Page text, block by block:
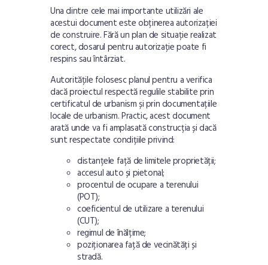
Una dintre cele mai importante utilizări ale
acestui document este obținerea autorizației
de construire. Fără un plan de situație realizat
corect, dosarul pentru autorizație poate fi
respins sau întârziat.
Autoritățile folosesc planul pentru a verifica
dacă proiectul respectă regulile stabilite prin
certificatul de urbanism și prin documentațiile
locale de urbanism. Practic, acest document
arată unde va fi amplasată construcția și dacă
sunt respectate condițiile privind:
distanțele față de limitele proprietății;
accesul auto și pietonal;
procentul de ocupare a terenului
(POT);
coeficientul de utilizare a terenului
(CUT);
regimul de înălțime;
poziționarea față de vecinătăți și
stradă.